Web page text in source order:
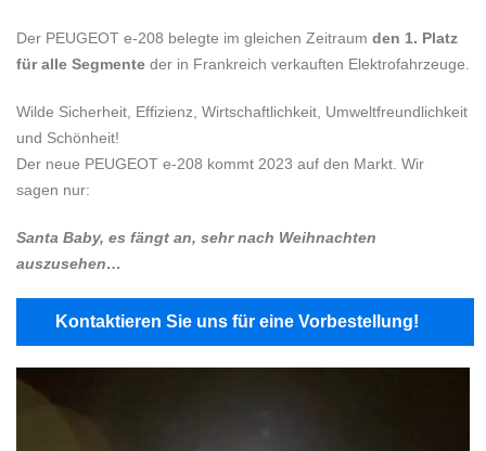
Der PEUGEOT e-208 belegte im gleichen Zeitraum den 1. Platz
für alle Segmente der in Frankreich verkauften Elektrofahrzeuge.
Wilde Sicherheit, Effizienz, Wirtschaftlichkeit, Umweltfreundlichkeit
und Schönheit!
Der neue PEUGEOT e-208 kommt 2023 auf den Markt. Wir
sagen nur:
Santa Baby, es fängt an, sehr nach Weihnachten
auszusehen…
Kontaktieren Sie uns für eine Vorbestellung!